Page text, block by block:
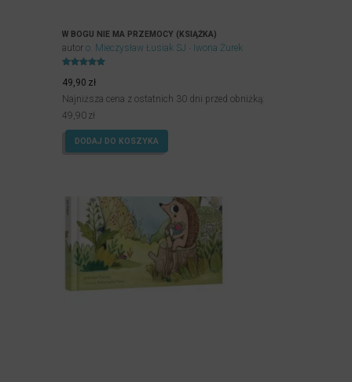
W BOGU NIE MA PRZEMOCY (KSIĄŻKA)
autor o. Mieczysław Łusiak SJ Iwona Żurek
5.00
na 5.
49,90 zł
Najniższa cena z ostatnich 30 dni przed obniżką:
49,90 zł
DODAJ DO KOSZYKA